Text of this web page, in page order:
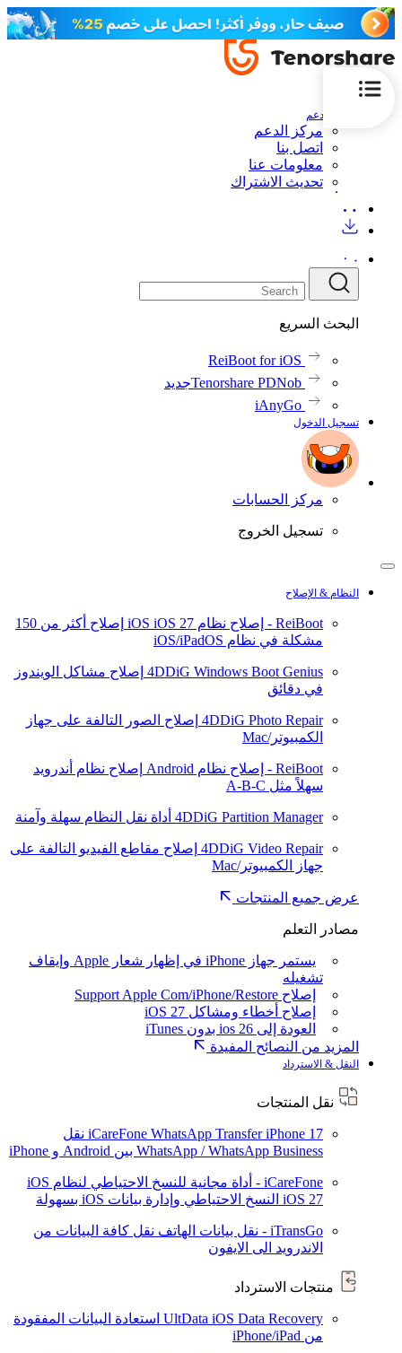
الدعم
مركز الدعم
اتصل بنا
معلومات عنا
تحديث الاشتراك
البحث السريع
ReiBoot for iOS
Tenorshare PDNobجديد
iAnyGo
تسجيل الدخول
مركز الحسابات
تسجيل الخروج
النظام & الإصلاح
ReiBoot - إصلاح نظام iOS iOS 27
إصلاح أكثر من 150
مشكلة في نظام iOS/iPadOS
4DDiG Windows Boot Genius إصلاح مشاكل الويندوز
في دقائق
4DDiG Photo Repair إصلاح الصور التالفة على جهاز
الكمبيوتر/Mac
ReiBoot - إصلاح نظام Android
إصلاح نظام أندرويد
سهلاً مثل A-B-C
4DDiG Partition Manager أداة نقل النظام سهلة وآمنة
4DDiG Video Repair إصلاح مقاطع الفيديو التالفة على
جهاز الكمبيوتر/Mac
عرض جميع المنتجات
مصادر التعلم
يستمر جهاز iPhone في إظهار شعار Apple وإيقاف
تشغيله
إصلاح Support Apple Com/iPhone/Restore
إصلاح أخطاء ومشاكل iOS 27
العودة إلى ios 26 بدون iTunes
المزيد من النصائح المفيدة
النقل & الاسترداد
نقل المنتجات
iCareFone WhatsApp TransferiPhone 17
نقل
WhatsApp / WhatsApp Business بين Android و iPhone
iCareFone - أداة مجانية للنسخ الاحتياطي لنظام iOS
iOS 27 النسخ الاحتياطي وإدارة بيانات iOS بسهولة
iTransGo - نقل بيانات الهاتف
نقل كافة البيانات من
الاندرويد الى الايفون
منتجات الاسترداد
UltData iOS Data Recovery استعادة البيانات المفقودة
من iPhone/iPad